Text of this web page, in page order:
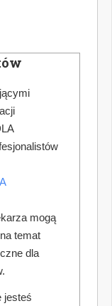
oznacza,
Również
przez pacjenta
lekarza
publikacji
urządzenia
poprzeczkę
mogą
temat
dla
jesteś